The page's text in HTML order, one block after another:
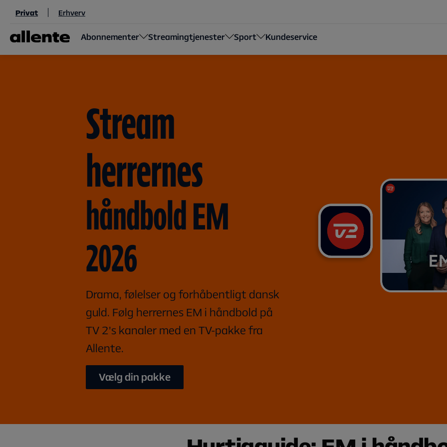
Til hovedindhold
Privat Erhverv
Abonnementer Streamingtjenester Sport Kundeservice
Stream
herrernes
håndbold EM
2026
Drama, følelser og forhåbentligt dansk
guld. Følg herrernes EM i håndbold på
TV 2’s kanaler med en TV-pakke fra
Allente.
Vælg din pakke